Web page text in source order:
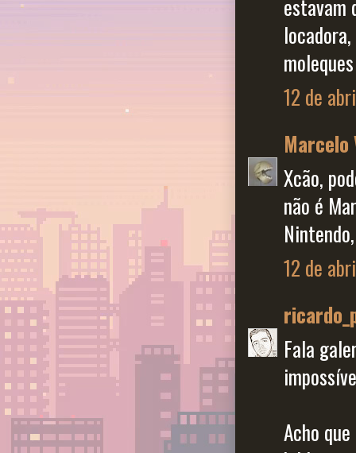
estavam
12 de
Marcelo
Xcão,
não é
12 de
Fala
Acho